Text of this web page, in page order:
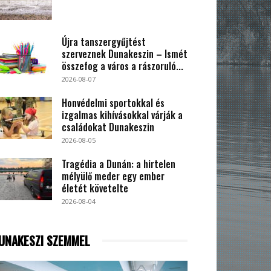
Újra tanszergyűjtést
szerveznek Dunakeszin – Ismét
összefog a város a rászoruló...
2026-08-07
Honvédelmi sportokkal és
izgalmas kihívásokkal várják a
családokat Dunakeszin
2026-08-05
Tragédia a Dunán: a hirtelen
mélyülő meder egy ember
életét követelte
2026-08-04
SZEMMEL